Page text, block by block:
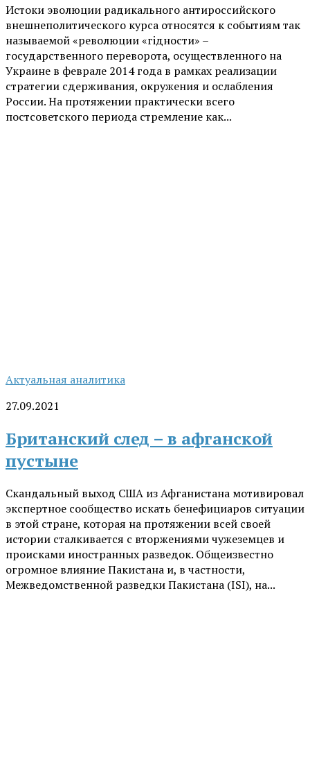
Истоки эволюции радикального антироссийского
внешнеполитического курса относятся к событиям так
называемой «революции «гiдности» –
государственного переворота, осуществленного на
Украине в феврале 2014 года в рамках реализации
стратегии сдерживания, окружения и ослабления
России. На протяжении практически всего
постсоветского периода стремление как...
Актуальная аналитика
27.09.2021
Британский след – в афганской
пустыне
Скандальный выход США из Афганистана мотивировал
экспертное сообщество искать бенефициаров ситуации
в этой стране, которая на протяжении всей своей
истории сталкивается с вторжениями чужеземцев и
происками иностранных разведок. Общеизвестно
огромное влияние Пакистана и, в частности,
Межведомственной разведки Пакистана (ISI), на...